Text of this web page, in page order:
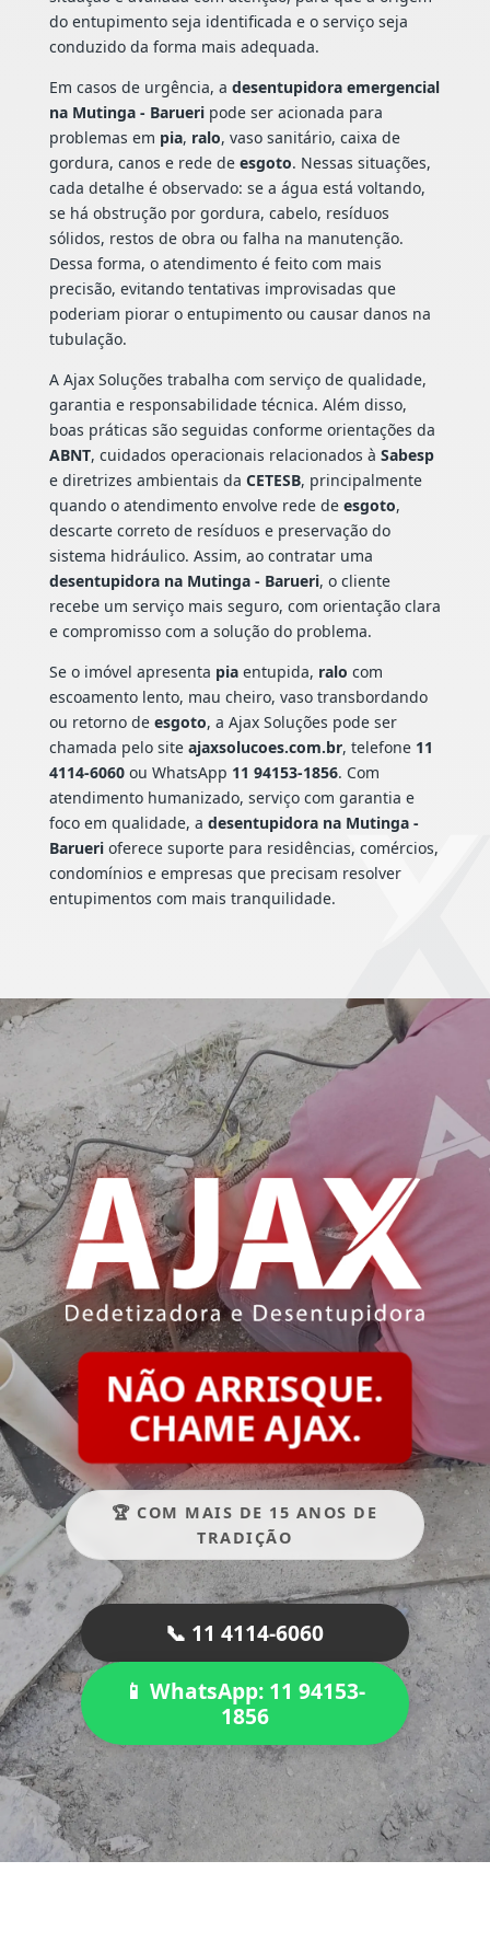
do entupimento seja identificada e o serviço seja
conduzido da forma mais adequada.
Em casos de urgência, a desentupidora emergencial
na Mutinga - Barueripode ser acionada para
problemas em pia, ralo, vaso sanitário, caixa de
gordura, canos e rede de esgoto. Nessas situações,
cada detalhe é observado: se a água está voltando,
se há obstrução por gordura, cabelo, resíduos
sólidos, restos de obra ou falha na manutenção.
Dessa forma, o atendimento é feito com mais
precisão, evitando tentativas improvisadas que
poderiam piorar o entupimento ou causar danos na
tubulação.
A Ajax Soluções trabalha com serviço de qualidade,
garantia e responsabilidade técnica. Além disso,
boas práticas são seguidas conforme orientações da
ABNT, cuidados operacionais relacionados à Sabesp
e diretrizes ambientais da CETESB, principalmente
quando o atendimento envolve rede de esgoto,
descarte correto de resíduos e preservação do
sistema hidráulico. Assim, ao contratar uma
desentupidora na Mutinga - Barueri, o cliente
recebe um serviço mais seguro, com orientação clara
e compromisso com a solução do problema.
Se o imóvel apresenta piaentupida, ralo com
escoamento lento, mau cheiro, vaso transbordando
ou retorno de esgoto, a Ajax Soluções pode ser
chamada pelo site ajaxsolucoes.com.br, telefone 11
4114-6060ou WhatsApp 11 94153-1856. Com
atendimento humanizado, serviço com garantia e
foco em qualidade, a desentupidora na Mutinga -
Baruerioferece suporte para residências, comércios,
condomínios e empresas que precisam resolver
entupimentos com mais tranquilidade.
NÃO ARRISQUE.
CHAME AJAX.
🏆 COM MAIS DE 15 ANOS DE
TRADIÇÃO
📞 11 4114-6060
📱 WhatsApp: 11 94153-
1856